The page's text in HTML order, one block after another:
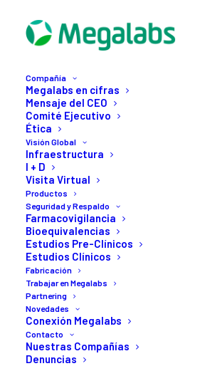
Compañía
Megalabs en cifras
Mensaje del CEO
Comité Ejecutivo
Ética
Visión Global
Infraestructura
I + D
Visita Virtual
Productos
Seguridad y Respaldo
Farmacovigilancia
Bioequivalencias
Estudios Pre-Clínicos
Estudios Clínicos
Fabricación
Trabajar en Megalabs
Partnering
Novedades
Conexión Megalabs
Contacto
Nuestras Compañías
Denuncias